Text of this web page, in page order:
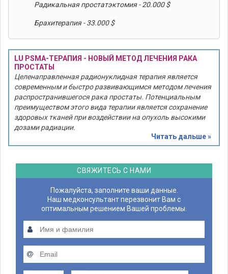
Радикальная простатэктомия - 20.000 $
Брахитерапия - 33.000 $
LU PSMA-ТЕРАПИЯ - НОВЫЙ МЕТОД ЛЕЧЕНИЯ РАКА
ПРОСТАТЫ
Целенаправленная радионуклидная терапия является
современным и быстро развивающимся методом лечения
распространившегося рака простаты. Потенциальным
преимуществом этого вида терапии является сохранение
здоровых тканей при воздействии на опухоль высокими
дозами радиации.
Читать дальше »
СВЯЖИТЕСЬ С НАМИ
Пожалуйста, заполните ваши данные.
Наш медконсультант перезвонит Вам с
оптимальным решением Вашей проблемы.